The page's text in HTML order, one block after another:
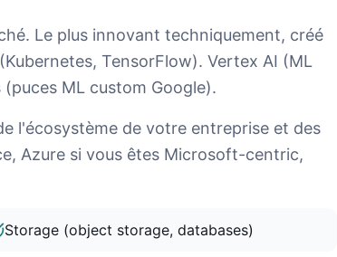
Le plus innovant techniquement, créé
TensorFlow). Vertex AI (ML
ML custom Google).
l'écosystème de votre entreprise et des
Azure si vous êtes Microsoft-centric,
Storage (object storage, databases)